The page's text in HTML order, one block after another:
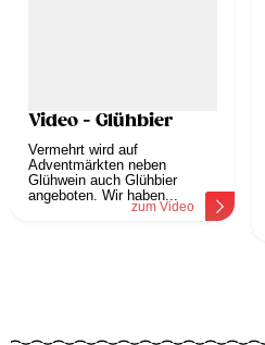
Video - Glühbier
Vermehrt wird auf
Adventmärkten neben
Glühwein auch Glühbier
angeboten. Wir haben...
zum Video